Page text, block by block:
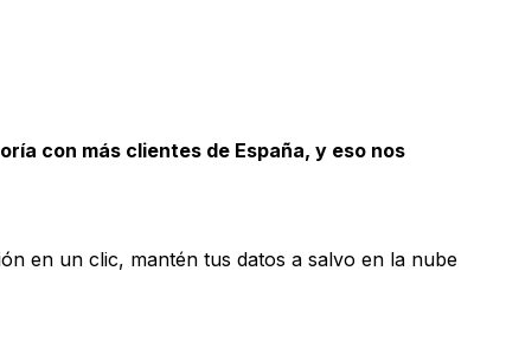
con más clientes de España, y eso nos
en un clic, mantén tus datos a salvo en la nube